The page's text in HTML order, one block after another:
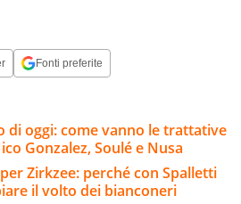
Fonti preferite
di oggi: come vanno le trattative
Gonzalez, Soulé e Nusa
Zirkzee: perché con Spalletti
il volto dei bianconeri